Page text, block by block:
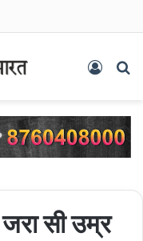
Log In
सी उम्र